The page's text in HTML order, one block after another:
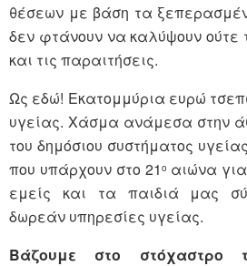
θέσεων με βάση τα
δεν φτάνουν να καλύψουν ούτε
και τις παραιτήσεις.
Ως εδώ! Εκατομμύρια ευρώ
υγείας. Χάσμα ανάμεσα στην
του δημόσιου συστήματος
που υπάρχουν στο 21 ο αιώνα
εμείς και τα παιδιά μας
δωρεάν υπηρεσίες υγείας.
Βάζουμε στο στόχαστρο